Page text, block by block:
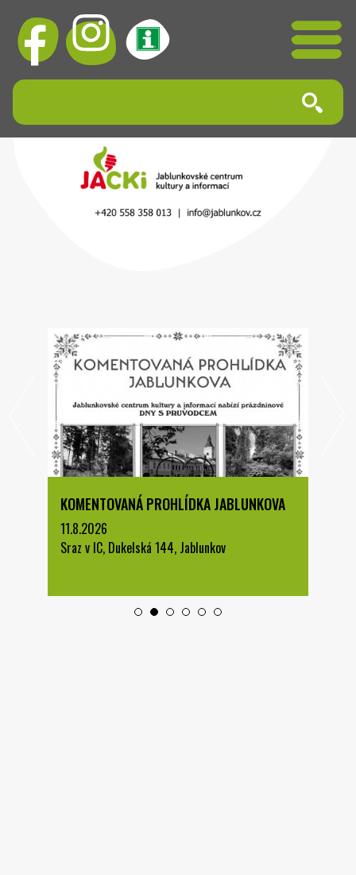
KOMENTOVANÁ PROHLÍDKA JABLUNKOVA
11.8.2026
Sraz v IC, Dukelská 144, Jablunkov